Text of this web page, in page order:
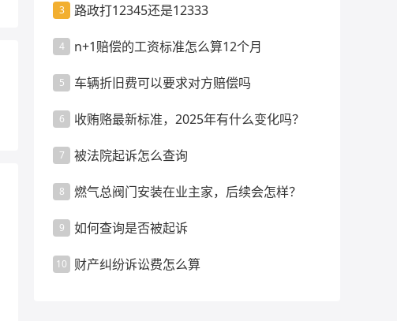
3 路政打12345还是12333
4 n+1赔偿的工资标准怎么算12个月
5 车辆折旧费可以要求对方赔偿吗
6 收贿赂最新标准，2025年有什么变化吗？
7 被法院起诉怎么查询
8 燃气总阀门安装在业主家，后续会怎样？
9 如何查询是否被起诉
10 财产纠纷诉讼费怎么算